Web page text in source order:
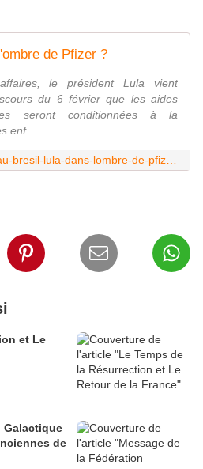
de Pfizer ?
le président Lula vient
du 6 février que les aides
seront conditionnées à la
enf...
et Le
Galactique
de